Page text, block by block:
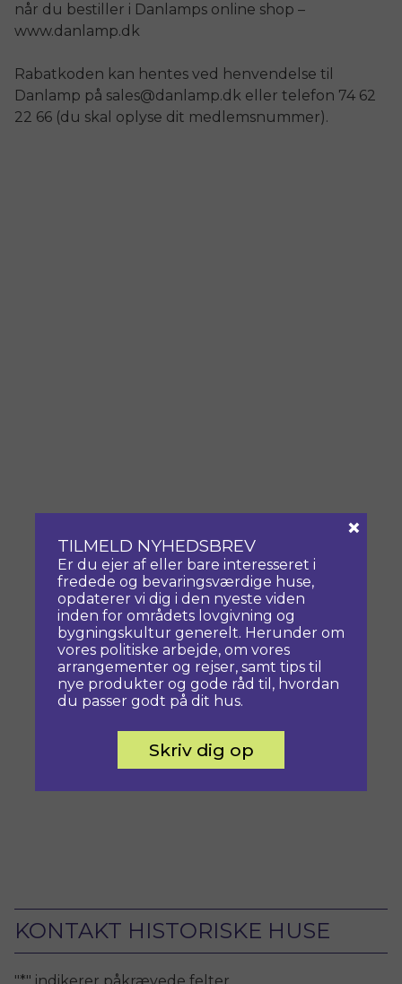
når du bestiller i Danlamps online shop –
www.danlamp.dk
Rabatkoden kan hentes ved henvendelse til
Danlamp på sales@danlamp.dk eller telefon 74 62
22 66 (du skal oplyse dit medlemsnummer).
KONTAKT HISTORISKE HUSE
TILMELD NYHEDSBREV
Er du ejer af eller bare interesseret i
fredede og bevaringsværdige huse,
opdaterer vi dig i den nyeste viden
inden for områdets lovgivning og
bygningskultur generelt. Herunder om
vores politiske arbejde, om vores
arrangementer og rejser, samt tips til
nye produkter og gode råd til, hvordan
du passer godt på dit hus.
Skriv dig op
×